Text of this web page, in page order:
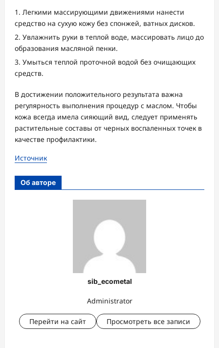
Легкими массирующими движениями нанести
средство на сухую кожу без спонжей, ватных дисков.
Увлажнить руки в теплой воде, массировать лицо до
образования масляной пенки.
Умыться теплой проточной водой без очищающих
средств.
В достижении положительного результата важна
регулярность выполнения процедур с маслом. Чтобы
кожа всегда имела сияющий вид, следует применять
растительные составы от черных воспаленных точек в
качестве профилактики.
Источник
Об авторе
sib_ecometal
Administrator
Перейти на сайт Просмотреть все записи